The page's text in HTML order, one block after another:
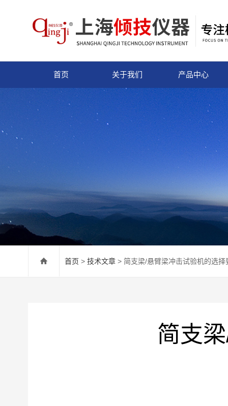
首页 关于我们 产品中心
首页 > 技术文章 > 简支梁/悬臂梁冲击试验机的选择
简支